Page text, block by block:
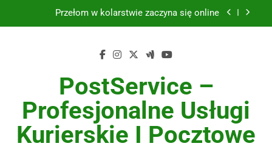
Przełom w kolarstwie zaczyna się online
Masujmnie.pl a komfort pracy
Przełom w kolarstwie zaczyna się online
Biżuteria srebrna
PostService –
Profesjonalne Usługi
Kurierskie I Pocztowe